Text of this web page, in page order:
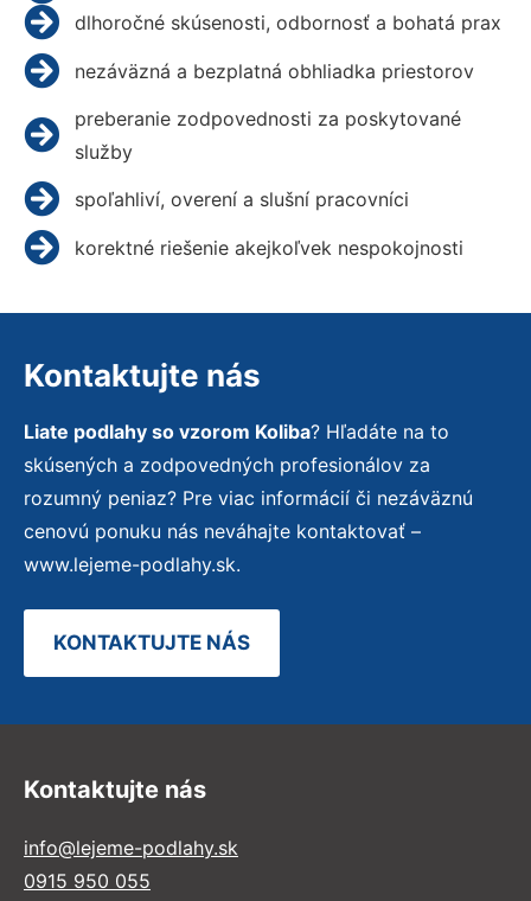
dlhoročné skúsenosti, odbornosť a bohatá prax
nezáväzná a bezplatná obhliadka priestorov
preberanie zodpovednosti za poskytované
služby
spoľahliví, overení a slušní pracovníci
korektné riešenie akejkoľvek nespokojnosti
Kontaktujte nás
Liate podlahy so vzorom Koliba? Hľadáte na to
skúsených a zodpovedných profesionálov za
rozumný peniaz? Pre viac informácií či nezáväznú
cenovú ponuku nás neváhajte kontaktovať –
www.lejeme-podlahy.sk.
KONTAKTUJTE NÁS
Kontaktujte nás
info@lejeme-podlahy.sk
0915 950 055